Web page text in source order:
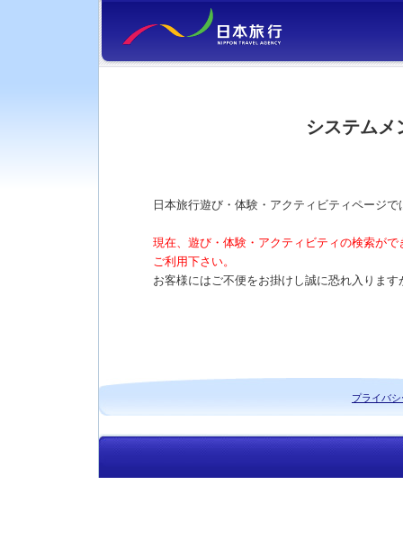
システムメ
日本旅行遊び・体験・アクティビティページ
現在、遊び・体験・アクティビティの検索が
ご利用下さい。
お客様にはご不便をお掛けし誠に恐れ入りま
プライバ